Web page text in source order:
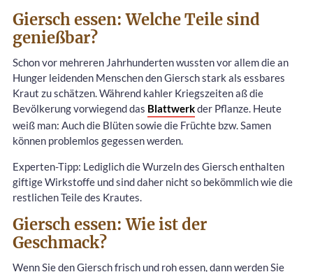
Giersch essen: Welche Teile sind
genießbar?
Schon vor mehreren Jahrhunderten wussten vor allem die an
Hunger leidenden Menschen den Giersch stark als essbares
Kraut zu schätzen. Während kahler Kriegszeiten aß die
Bevölkerung vorwiegend das Blattwerkder Pflanze. Heute
weiß man: Auch die Blüten sowie die Früchte bzw. Samen
können problemlos gegessen werden.
Experten-Tipp: Lediglich die Wurzeln des Giersch enthalten
giftige Wirkstoffe und sind daher nicht so bekömmlich wie die
restlichen Teile des Krautes.
Giersch essen: Wie ist der
Geschmack?
Wenn Sie den Giersch frisch und roh essen, dann werden Sie